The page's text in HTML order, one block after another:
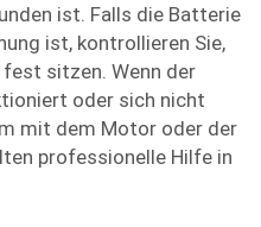
ist. Falls die Batterie
ist, kontrollieren Sie,
fest sitzen. Wenn der
oder sich nicht
mit dem Motor oder der
professionelle Hilfe in